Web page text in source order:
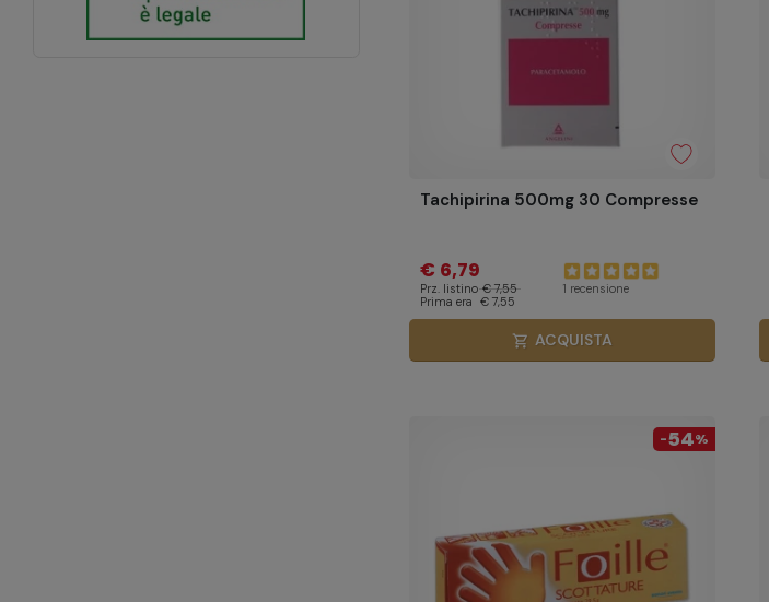
Tachipirina 500mg 30 Compresse
€ 6,79
Prz. listino € 7,55
Prima era € 7,55
1 recensione
shopping_cart ACQUISTA
-54%